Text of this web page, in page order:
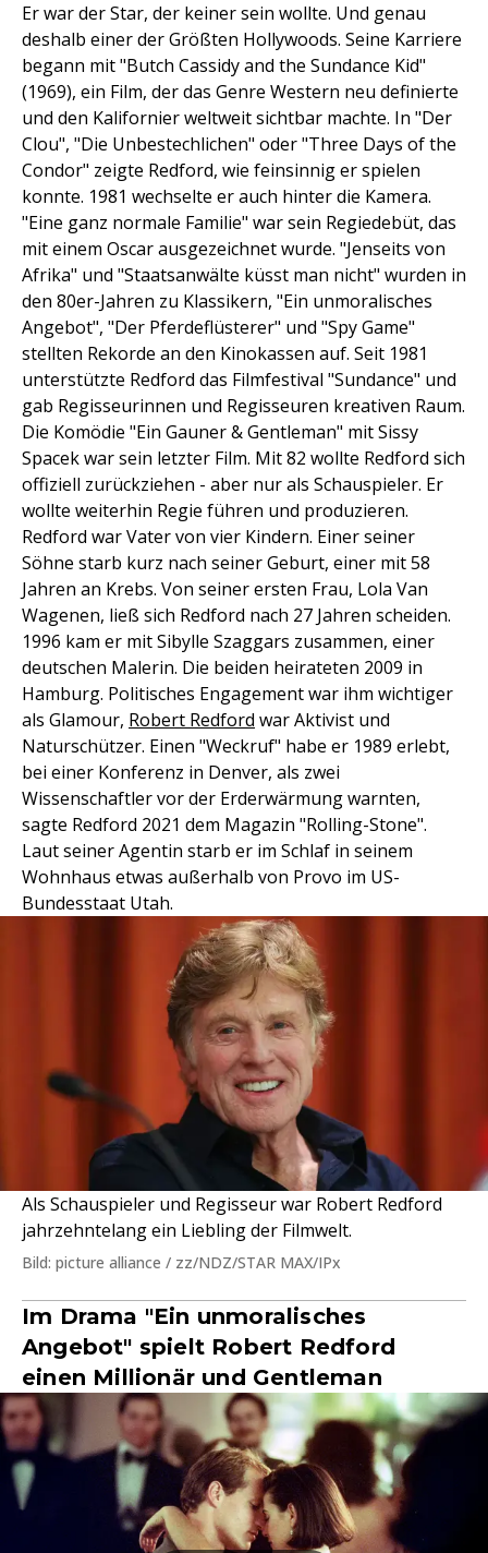
Er war der Star, der keiner sein wollte. Und genau
deshalb einer der Größten Hollywoods. Seine Karriere
begann mit "Butch Cassidy and the Sundance Kid"
(1969), ein Film, der das Genre Western neu definierte
und den Kalifornier weltweit sichtbar machte. In "Der
Clou", "Die Unbestechlichen" oder "Three Days of the
Condor" zeigte Redford, wie feinsinnig er spielen
konnte. 1981 wechselte er auch hinter die Kamera.
"Eine ganz normale Familie" war sein Regiedebüt, das
mit einem Oscar ausgezeichnet wurde. "Jenseits von
Afrika" und "Staatsanwälte küsst man nicht" wurden in
den 80er-Jahren zu Klassikern, "Ein unmoralisches
Angebot", "Der Pferdeflüsterer" und "Spy Game"
stellten Rekorde an den Kinokassen auf. Seit 1981
unterstützte Redford das Filmfestival "Sundance" und
gab Regisseurinnen und Regisseuren kreativen Raum.
Die Komödie "Ein Gauner & Gentleman" mit Sissy
Spacek war sein letzter Film. Mit 82 wollte Redford sich
offiziell zurückziehen - aber nur als Schauspieler. Er
wollte weiterhin Regie führen und produzieren.
Redford war Vater von vier Kindern. Einer seiner
Söhne starb kurz nach seiner Geburt, einer mit 58
Jahren an Krebs. Von seiner ersten Frau, Lola Van
Wagenen, ließ sich Redford nach 27 Jahren scheiden.
1996 kam er mit Sibylle Szaggars zusammen, einer
deutschen Malerin. Die beiden heirateten 2009 in
Hamburg. Politisches Engagement war ihm wichtiger
als Glamour, Robert Redford war Aktivist und
Naturschützer. Einen "Weckruf" habe er 1989 erlebt,
bei einer Konferenz in Denver, als zwei
Wissenschaftler vor der Erderwärmung warnten,
sagte Redford 2021 dem Magazin "Rolling-Stone".
Laut seiner Agentin starb er im Schlaf in seinem
Wohnhaus etwas außerhalb von Provo im US-
Bundesstaat Utah.
Als Schauspieler und Regisseur war Robert Redford
jahrzehntelang ein Liebling der Filmwelt.
Bild: picture alliance / zz/NDZ/STAR MAX/IPx
Im Drama "Ein unmoralisches
Angebot" spielt Robert Redford
einen Millionär und Gentleman